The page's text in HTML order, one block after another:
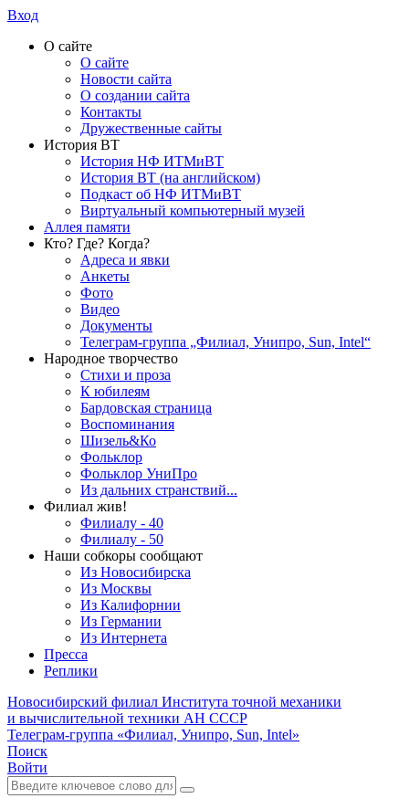
Вход
О сайте
О сайте
Новости сайта
О создании сайта
Контакты
Дружественные сайты
История ВТ
История НФ ИТМиВТ
История ВТ (на английском)
Подкаст об НФ ИТМиВТ
Виртуальный компьютерный музей
Аллея памяти
Кто? Где? Когда?
Адреса и явки
Анкеты
Фото
Видео
Документы
Телеграм-группа „Филиал, Унипро, Sun, Intel“
Народное творчество
Стихи и проза
К юбилеям
Бардовская страница
Воспоминания
Шизель&Ко
Фольклор
Фольклор УниПро
Из дальних странствий...
Филиал жив!
Филиалу - 40
Филиалу - 50
Наши собкоры сообщают
Из Новосибирска
Из Москвы
Из Калифорнии
Из Германии
Из Интернета
Пресса
Реплики
Новосибирский филиал Института точной механики
и вычислительной техники АН СССР
Телеграм-группа «Филиал, Унипро, Sun, Intel»
Поиск
Войти